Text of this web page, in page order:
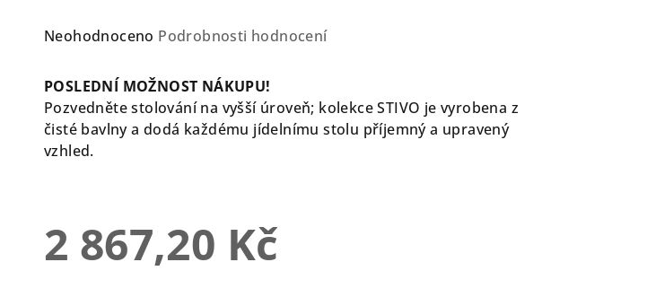
Průměrné
produktu
je
0,0
Neohodnoceno Podrobnosti hodnocení
POSLEDNÍ MOŽNOST NÁKUPU!
Pozvedněte stolování na vyšší úroveň; kolekce STIVO je vyrobena z
čisté bavlny a dodá každému jídelnímu stolu příjemný a upravený
vzhled.
2 867,20 Kč